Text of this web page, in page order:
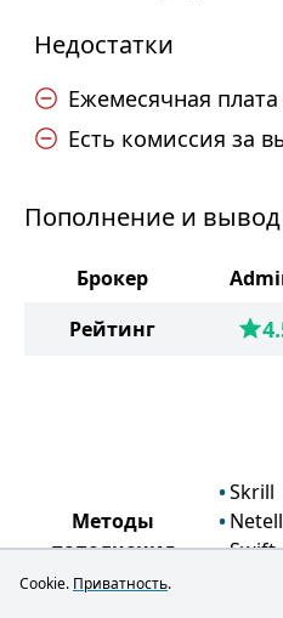
Недостатки
Ежемесячная
Есть комиссия за
Пополнение и вывод
Брокер
Рейтинг
Методы
пополнения
счета
Skrill
Swift
Cookie. Приватность.